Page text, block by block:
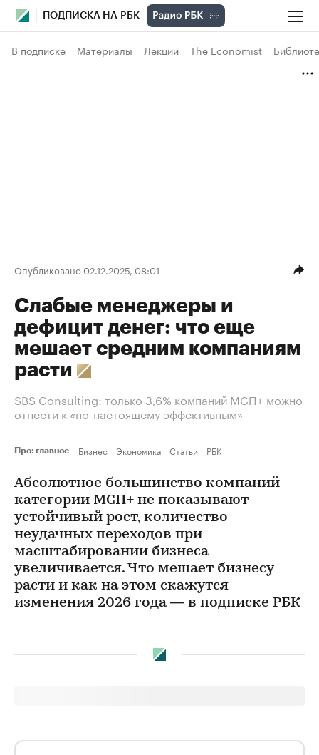
ПОДПИСКА НА РБК
В подписке Материалы Лекции The Economist
Опубликовано 02.12.2025, 08:01
Слабые менеджеры и
дефицит денег: что еще
мешает средним компаниям
расти
SBS Consulting: только 3,6% компаний МСП+ можно
отнести к «по-настоящему эффективным»
Про: главное Бизнес Экономика Статьи РБК
Абсолютное большинство компаний
категории МСП+ не показывают
устойчивый рост, количество
неудачных переходов при
масштабировании бизнеса
увеличивается. Что мешает бизнесу
расти и как на этом скажутся
изменения 2026 года — в подписке РБК